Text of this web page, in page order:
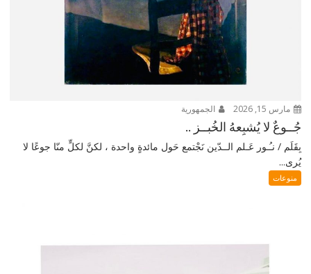
مارس 15, 2026 الجمهورية
جُــوعٌ لا يُشبِعهُ الخُبــز ..
بِقَلَم / نـُـور عَـلم الــدّين نَجْتمع حَول مائدةٍ واحدة ، لكنَّ لكلٍّ منّا جوعًا لا
يُرى...
منوعات